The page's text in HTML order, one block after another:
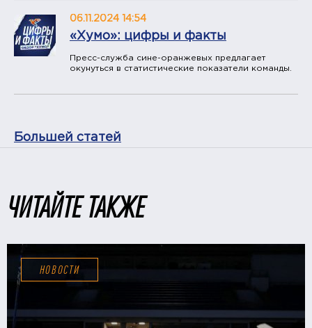
06.11.2024 14:54
«Хумо»: цифры и факты
Пресс-служба сине-оранжевых предлагает
окунуться в статистические показатели команды.
Большей статей
ЧИТАЙТЕ ТАКЖЕ
НОВОСТИ